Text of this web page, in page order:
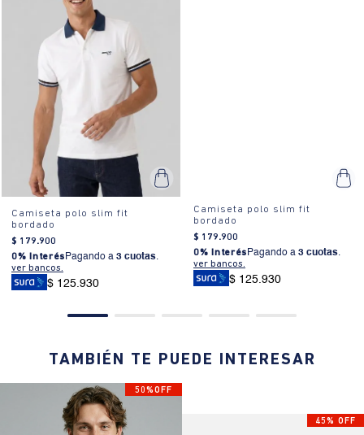
Camiseta polo slim fit
bordado
$ 179.900
0% Interés Pagando a 3 cuotas.
ver bancos.
$ 125.930
Camiseta polo slim fit
bordado
$ 179.900
0% Interés Pagando a 3 cuotas.
ver bancos.
$ 125.930
TAMBIÉN TE PUEDE INTERESAR
50%OFF
45% OFF